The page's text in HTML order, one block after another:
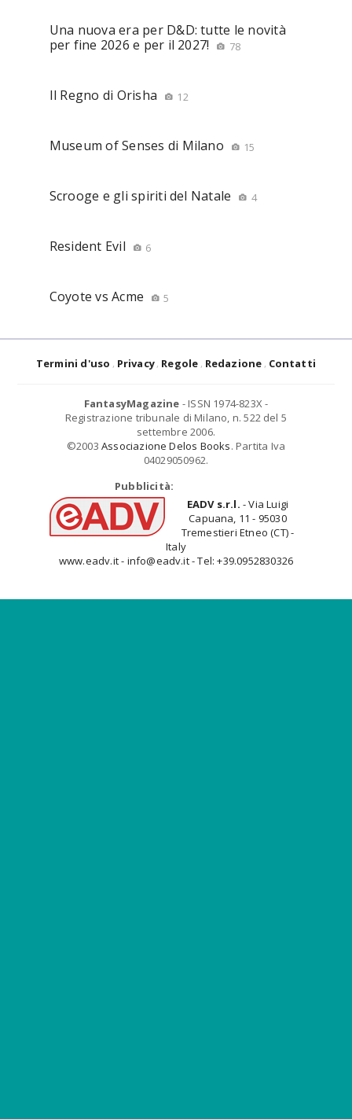
Una nuova era per D&D: tutte le novità
per fine 2026 e per il 2027!
78
Il Regno di Orisha 12
Museum of Senses di Milano 15
Scrooge e gli spiriti del Natale 4
Resident Evil 6
Coyote vs Acme 5
Termini d'uso Privacy Regole Redazione Contatti
FantasyMagazine - ISSN 1974-823X -
Registrazione tribunale di Milano, n. 522 del 5
settembre 2006.
©2003 Associazione Delos Books. Partita Iva
04029050962.
Pubblicità:
EADV s.r.l. - Via Luigi
Capuana, 11 - 95030
Tremestieri Etneo (CT) -
Italy
www.eadv.it - info@eadv.it - Tel: +39.0952830326